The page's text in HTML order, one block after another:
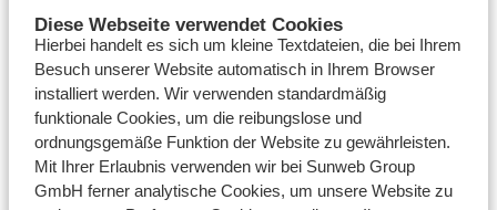
Diese Webseite verwendet Cookies
Hierbei handelt es sich um kleine Textdateien, die bei Ihrem
Besuch unserer Website automatisch in Ihrem Browser
installiert werden. Wir verwenden standardmäßig
funktionale Cookies, um die reibungslose und
ordnungsgemäße Funktion der Website zu gewährleisten.
Mit Ihrer Erlaubnis verwenden wir bei Sunweb Group
GmbH ferner analytische Cookies, um unsere Website zu
Teilnahmebedingungen
JederIntersportkunde mit Gewinncode kann
einmal teilnehmen
Jeder Teilnehmer erhält einen Sofortgewinn,
der per E-Mail zugeschickt wird